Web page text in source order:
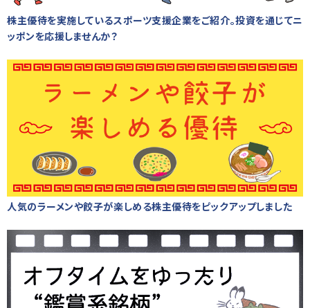
株主優待を実施しているスポーツ支援企業をご紹介。投資を通じてニ
ッポンを応援しませんか？
人気のラーメンや餃子が楽しめる株主優待をピックアップしました